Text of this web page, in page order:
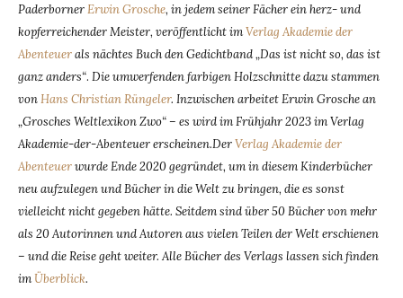
PaderbornerErwin Grosche, in jedem seiner Fächer ein herz- und
kopferreichender Meister, veröffentlicht imVerlag Akademie der
Abenteuerals nächtes Buch den Gedichtband „Das ist nicht so, das ist
ganz anders“. Die umwerfenden farbigen Holzschnitte dazu stammen
vonHans Christian Rüngeler. Inzwischen arbeitet Erwin Grosche an
„Grosches Weltlexikon Zwo“ – es wird im Frühjahr 2023 im Verlag
Akademie-der-Abenteuer erscheinen.DerVerlag Akademie der
Abenteuerwurde Ende 2020 gegründet, um in diesem Kinderbücher
neu aufzulegen und Bücher in die Welt zu bringen, die es sonst
vielleicht nicht gegeben hätte. Seitdem sind über 50 Bücher von mehr
als 20 Autorinnen und Autoren aus vielen Teilen der Welt erschienen
– und die Reise geht weiter. Alle Bücher des Verlags lassen sich finden
imÜberblick.